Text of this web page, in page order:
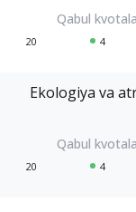
20 4
Ekologiya va
20 4